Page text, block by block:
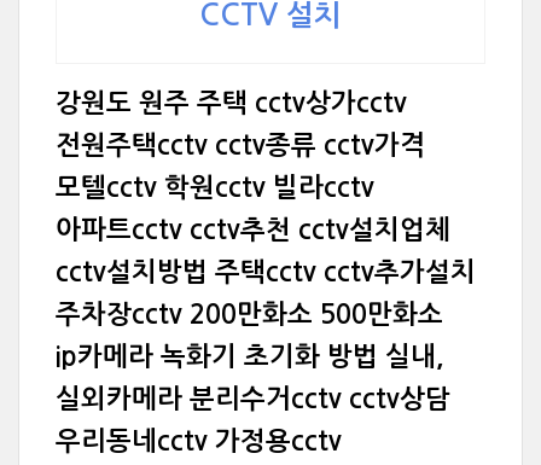
CCTV 설치
강원도 원주 주택 cctv상가cctv
전원주택cctv cctv종류 cctv가격
모텔cctv 학원cctv 빌라cctv
아파트cctv cctv추천 cctv설치업체
cctv설치방법 주택cctv cctv추가설치
주차장cctv 200만화소 500만화소
ip카메라 녹화기 초기화 방법 실내,
실외카메라 분리수거cctv cctv상담
우리동네cctv 가정용cctv